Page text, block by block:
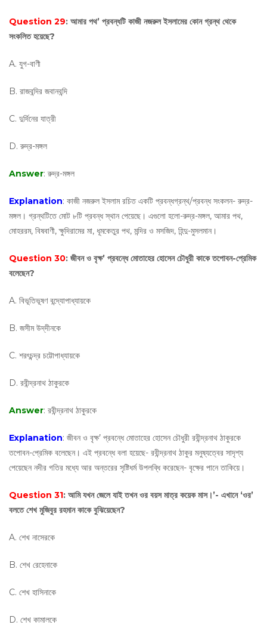
Question 29: আমার পথ’ প্রবন্ধটি কাজী নজরুল ইসলামের কোন গ্রন্থ থেকে
সংকলিত হয়েছে?
A. যুগ-বাণী
B. রাজবন্দির জবানবন্দি
C. দুর্দিনের যাত্রী
D. রুদ্র-মঙ্গল
Answer: রুদ্র-মঙ্গল
Explanation: কাজী নজরুল ইসলাম রচিত একটি প্রবন্ধগ্রন্থ/প্রবন্ধ সংকলন- রুদ্র-
মঙ্গল। গ্রন্থটিতে মোট ৮টি প্রবন্ধ স্থান পেয়েছে। এগুলো হলো-রুদ্র-মঙ্গল, আমার পথ,
মোহররম, বিষবাণী, ক্ষুদিরামের মা, ধূমকেতুর পথ, মন্দির ও মসজিদ, হিন্দু-মুসলমান।
Question 30: জীবন ও বৃক্ষ’ প্রবন্ধে মোতাহের হোসেন চৌধুরী কাকে তপোবন-প্রেমিক
বলেছেন?
A. বিভূতিভূষণ বন্দ্যোপাধ্যায়কে
B. জসীম উদ্‌দীনকে
C. শরৎচন্দ্র চট্টোপাধ্যায়কে
D. রবীন্দ্রনাথ ঠাকুরকে
Answer: রবীন্দ্রনাথ ঠাকুরকে
Explanation: জীবন ও বৃক্ষ’ প্রবন্ধে মোতাহের হোসেন চৌধুরী রবীন্দ্রনাথ ঠাকুরকে
তপোবন-প্রেমিক বলেছেন। এই প্রবন্ধে বলা হয়েছে- রবীন্দ্রনাথ ঠাকুর মনুষ্যত্বের সাদৃশ্য
পেয়েছেন নদীর গতির মধ্যে আর অন্তরের সৃষ্টিধর্ম উপলব্ধি করেছেন- বৃক্ষের পানে তাকিয়ে।
Question 31: আমি যখন জেলে যাই তখন ওর বয়স মাত্র কয়েক মাস।’- এখানে ‘ওর’
বলতে শেখ মুজিবুর রহমান কাকে বুঝিয়েছেন?
A. শেখ নাসেরকে
B. শেখ রেহেনাকে
C. শেখ হাসিনাকে
D. শেখ কামালকে